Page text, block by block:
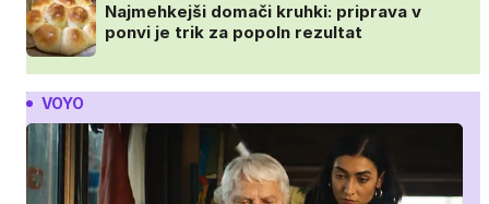
Najmehkejši domači kruhki: priprava v
ponvi je trik za popoln rezultat
VOYO